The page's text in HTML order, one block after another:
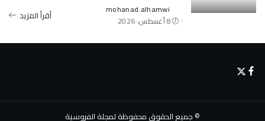
Posted
by
mohanad.alhamwi
8 أغسطس، 2026
أقرأ المزيد
© جميع الحقوق محفوظة لمجلة الفروسية